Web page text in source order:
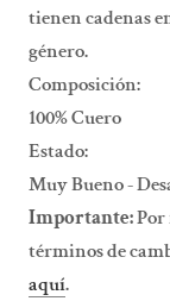
tienen cadenas
género.
Composición:
100% Cuero
Estado:
Muy Bueno -
Importante:Por
términos de
aquí.